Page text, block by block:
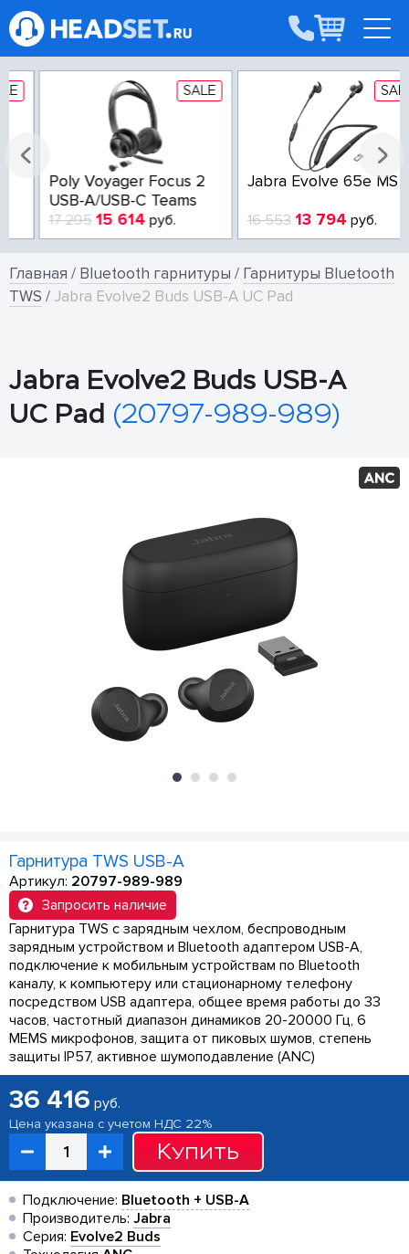
SALE
Poly Voyager Focus 2
USB-A/USB-C Teams
17 295 15 614 руб.
SALE
Jabra Evolve 65e MS
16 553 13 794 руб.
Главная / Bluetooth гарнитуры / Гарнитуры Bluetooth
TWS / Jabra Evolve2 Buds USB-A UC Pad
Jabra Evolve2 Buds USB-A
UC Pad (20797-989-989)
Гарнитура TWS USB-A
Артикул: 20797-989-989
Запросить наличие
Гарнитура TWS с зарядным чехлом, беспроводным
зарядным устройством и Bluetooth адаптером USB-A,
подключение к мобильным устройствам по Bluetooth
каналу, к компьютеру или стационарному телефону
посредством USB адаптера, общее время работы до 33
часов, частотный диапазон динамиков 20-20000 Гц, 6
MEMS микрофонов, защита от пиковых шумов, степень
защиты IP57, активное шумоподавление (ANC)
36 416 руб.
Цена указана с учетом НДС 22%
Купить
Подключение: Bluetooth + USB-A
Производитель: Jabra
Серия: Evolve2 Buds